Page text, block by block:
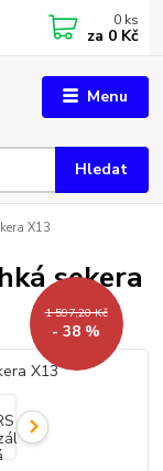
Menu
Hledat
0 ks
za 0 Kč
X13
sekera
1 597,20 Kč
- 38 %